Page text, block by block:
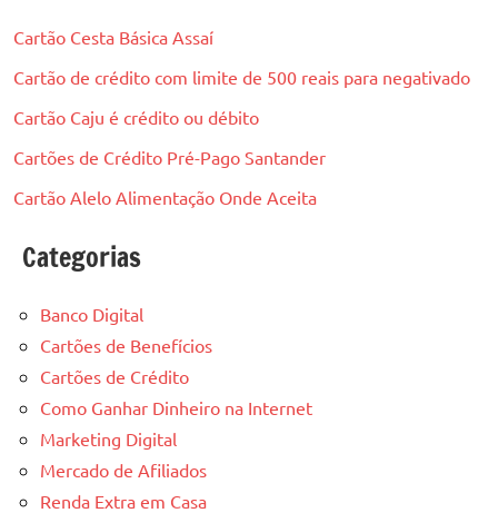
Cartão Cesta Básica Assaí
Cartão de crédito com limite de 500 reais para negativado
Cartão Caju é crédito ou débito
Cartões de Crédito Pré-Pago Santander
Cartão Alelo Alimentação Onde Aceita
Categorias
Banco Digital
Cartões de Benefícios
Cartões de Crédito
Como Ganhar Dinheiro na Internet
Marketing Digital
Mercado de Afiliados
Renda Extra em Casa